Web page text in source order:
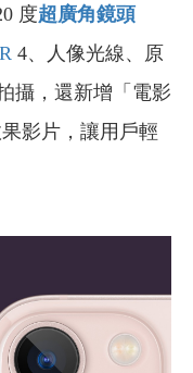
度超廣角鏡頭
4、人像光線、原
攝，還新增「電影
影片，讓用戶輕